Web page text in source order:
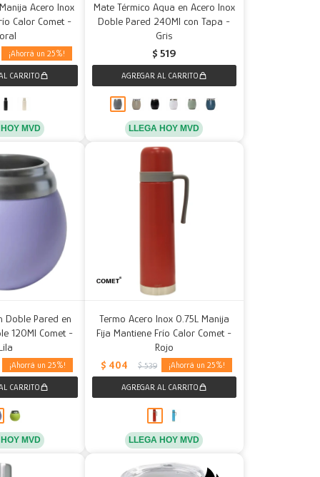
Acero Inox
Calor Comet -
25
MVD
Mate Térmico Aqua en Acero Inox
Doble Pared 240Ml con Tapa -
Gris
$ 519
LLEGA HOY MVD
Doble Pared en
120Ml Comet -
25
MVD
Termo Acero Inox 0.75L Manija
Fija Mantiene Frío Calor Comet -
Rojo
$ 404 $ 539 25
LLEGA HOY MVD